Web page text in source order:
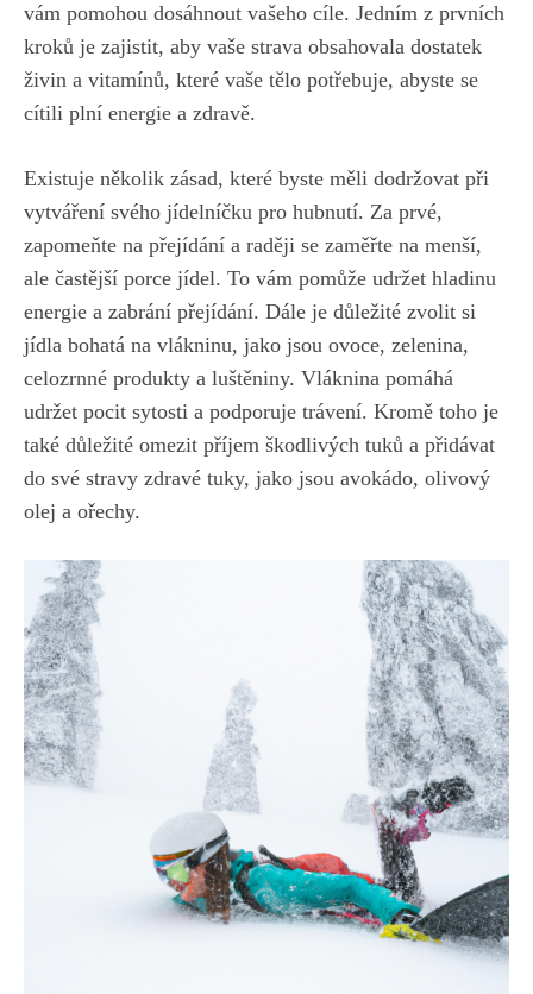
vám pomohou⁣ dosáhnout vašeho cíle. Jedním z prvních
kroků je zajistit, aby ‌vaše strava obsahovala ‍dostatek
živin​ a ​vitamínů, které vaše tělo potřebuje,‍ abyste⁢ se
cítili‍ plní⁣ energie a zdravě.
Existuje několik zásad, které byste měli dodržovat při
vytváření svého⁢ jídelníčku pro hubnutí. Za​ prvé, ​
zapomeňte na přejídání a ‍raději se ​zaměřte na menší,
ale častější porce jídel. To ​vám pomůže udržet hladinu
‍energie a zabrání přejídání. ⁣Dále​ je důležité zvolit si
jídla bohatá na vlákninu, jako jsou⁢ ovoce, ​zelenina,
celozrnné produkty a⁤ luštěniny. ⁢Vláknina pomáhá
‌udržet pocit sytosti a podporuje‍ trávení. Kromě‍ toho‍ je
také důležité omezit⁤ příjem škodlivých tuků a přidávat‌
do své stravy zdravé tuky, jako jsou avokádo, ‌olivový
olej​ a ořechy.